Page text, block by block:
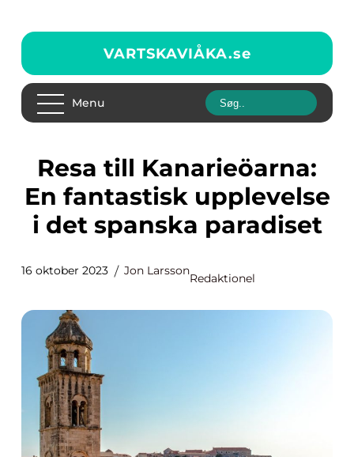
VARTSKAVIÅKA.se
Menu
Resa till Kanarieöarna:
En fantastisk upplevelse
i det spanska paradiset
16 oktober 2023 Jon Larsson
Redaktionel